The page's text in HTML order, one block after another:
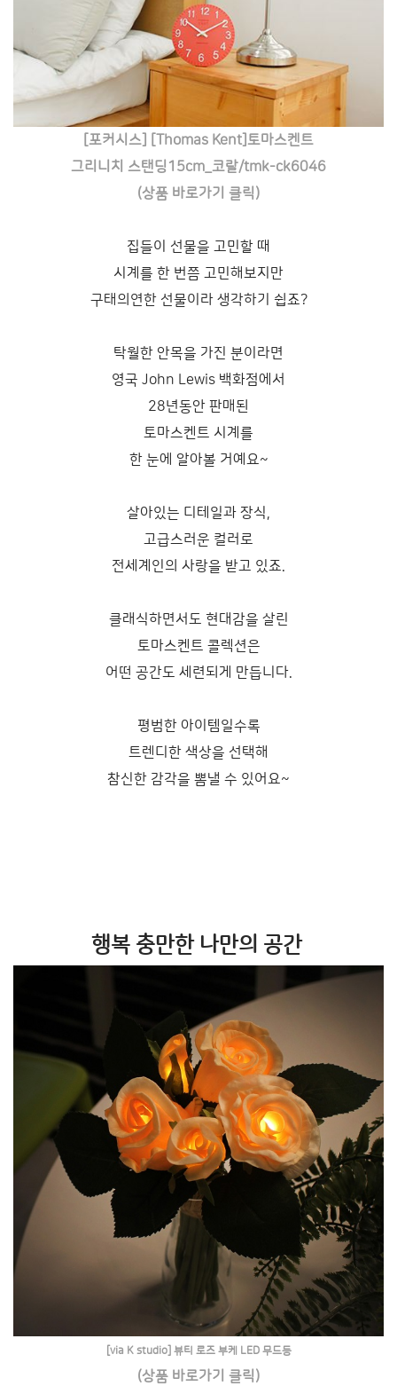
[포커시스] [Thomas Kent]토마스켄트
그리니치 스탠딩15cm_코랄/tmk-ck6046
(상품 바로가기 클릭)
집들이 선물을 고민할 때
시계를 한 번쯤 고민해보지만
구태의연한 선물이라 생각하기 쉽죠?
탁월한 안목을 가진 분이라면
영국 John Lewis 백화점에서
28년동안 판매된
토마스켄트 시계를
한 눈에 알아볼 거예요~
살아있는 디테일과 장식,
고급스러운 컬러로
전세계인의 사랑을 받고 있죠.
클래식하면서도 현대감을 살린
토마스켄트 콜렉션은
어떤 공간도 세련되게 만듭니다.
평범한 아이템일수록
트렌디한 색상을 선택해
참신한 감각을 뽐낼 수 있어요~
행복 충만한 나만의 공간
[via K studio] 뷰티 로즈 부케 LED 무드등
(상품 바로가기 클릭)